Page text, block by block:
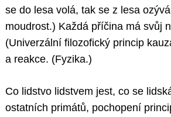
se do lesa volá, tak se z lesa
moudrost.) Každá příčina má svůj
(Univerzální filozofický princip
a reakce. (Fyzika.)
Co lidstvo lidstvem jest, co se
ostatních primátů, pochopení